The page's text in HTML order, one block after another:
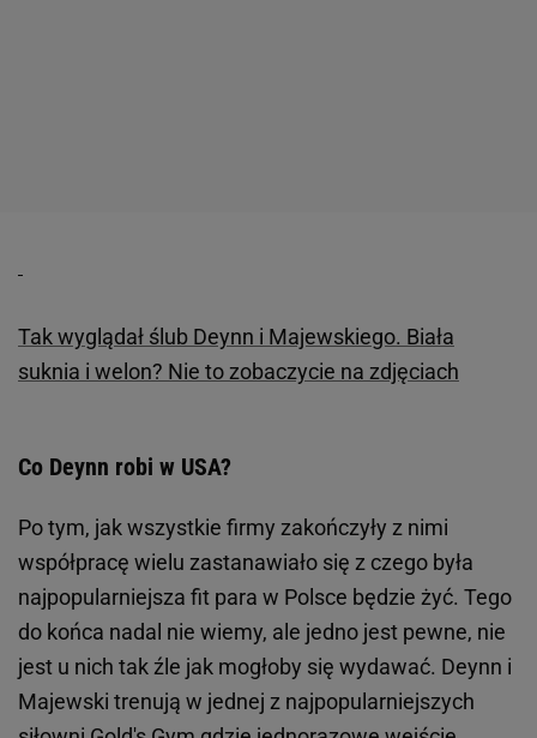
Tak wyglądał ślub Deynn i Majewskiego. Biała
suknia i welon? Nie to zobaczycie na zdjęciach
Co Deynn robi w USA?
Po tym, jak wszystkie firmy zakończyły z nimi
współpracę wielu zastanawiało się z czego była
najpopularniejsza fit para w Polsce będzie żyć. Tego
do końca nadal nie wiemy, ale jedno jest pewne, nie
jest u nich tak źle jak mogłoby się wydawać. Deynn i
Majewski trenują w jednej z najpopularniejszych